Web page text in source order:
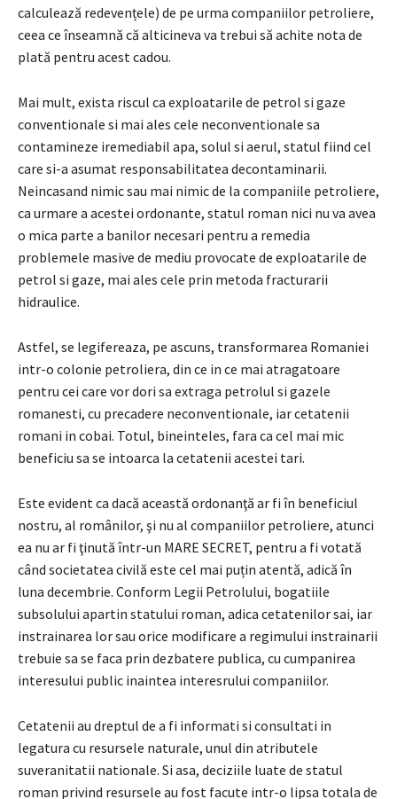
calculează redevențele) de pe urma companiilor petroliere,
ceea ce înseamnă că alticineva va trebui să achite nota de
plată pentru acest cadou.
Mai mult, exista riscul ca exploatarile de petrol si gaze
conventionale si mai ales cele neconventionale sa
contamineze iremediabil apa, solul si aerul, statul fiind cel
care si-a asumat responsabilitatea decontaminarii.
Neincasand nimic sau mai nimic de la companiile petroliere,
ca urmare a acestei ordonante, statul roman nici nu va avea
o mica parte a banilor necesari pentru a remedia
problemele masive de mediu provocate de exploatarile de
petrol si gaze, mai ales cele prin metoda fracturarii
hidraulice.
Astfel, se legifereaza, pe ascuns, transformarea Romaniei
intr-o colonie petroliera, din ce in ce mai atragatoare
pentru cei care vor dori sa extraga petrolul si gazele
romanesti, cu precadere neconventionale, iar cetatenii
romani in cobai. Totul, bineinteles, fara ca cel mai mic
beneficiu sa se intoarca la cetatenii acestei tari.
Este evident ca dacă această ordonanţă ar fi în beneficiul
nostru, al românilor, şi nu al companiilor petroliere, atunci
ea nu ar fi ţinută într-un MARE SECRET, pentru a fi votată
când societatea civilă este cel mai puțin atentă, adică în
luna decembrie. Conform Legii Petrolului, bogatiile
subsolului apartin statului roman, adica cetatenilor sai, iar
instrainarea lor sau orice modificare a regimului instrainarii
trebuie sa se faca prin dezbatere publica, cu cumpanirea
interesului public inaintea interesrului companiilor.
Cetatenii au dreptul de a fi informati si consultati in
legatura cu resursele naturale, unul din atributele
suveranitatii nationale. Si asa, deciziile luate de statul
roman privind resursele au fost facute intr-o lipsa totala de